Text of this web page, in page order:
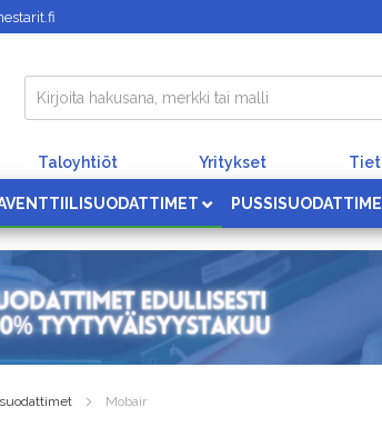
Taloyhtiöt Yritykset
Mobair